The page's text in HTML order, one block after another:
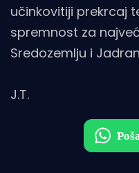
učinkovitiji prekrcaj
spremnost za
Sredozemlju i
J.T.